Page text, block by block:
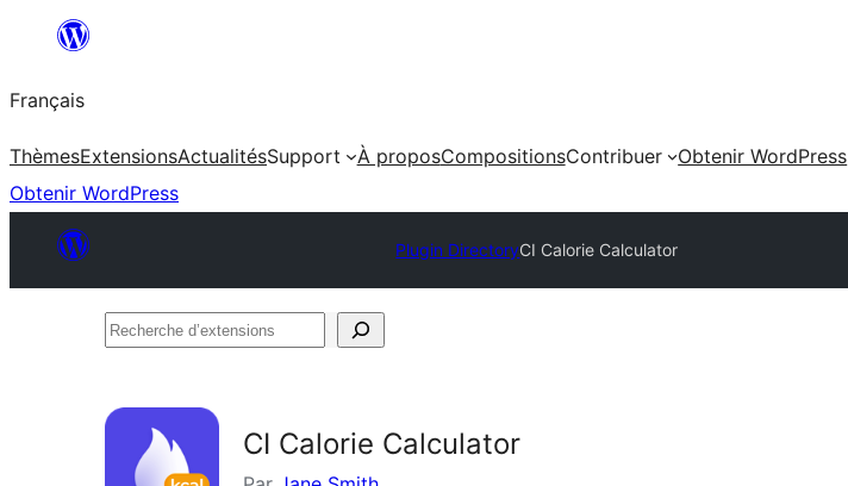
contenu
Français
ThèmesExtensionsActualitésSupport À proposCompositionsContribuer
Obtenir WordPress
Obtenir WordPress
Plugin DirectoryCI Calorie Calculator
Recherche
CI Calorie Calculator